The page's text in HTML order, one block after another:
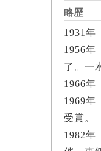
略歴
1931年
1956
了。一
1966年
1969
受賞。
1982